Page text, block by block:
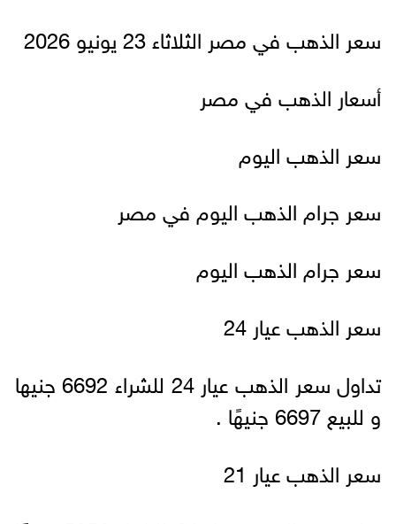
سعر الذهب في مصر الثلاثاء 23 يونيو 2026
أسعار الذهب في مصر
سعر الذهب اليوم
سعر جرام الذهب اليوم في مصر
سعر جرام الذهب اليوم
سعر الذهب عيار 24
تداول سعر الذهب عيار 24 للشراء 6692 جنيها
و للبيع 6697 جنيهًا .
سعر الذهب عيار 21